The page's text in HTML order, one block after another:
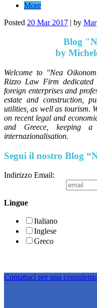
More
Posted 20 Mar 2017 | by
Blog
by
Welcome to "Nea
Rizzo Law Firm
foreign enterprises and
estate and construction,
utilities, as well as tourism.
on recent legal and
and Greece, keeping
internazionalisation.
Segui il nostro Blog
Indirizzo Email:
Lingue
Italiano
Inglese
Greco
Contattaci per una